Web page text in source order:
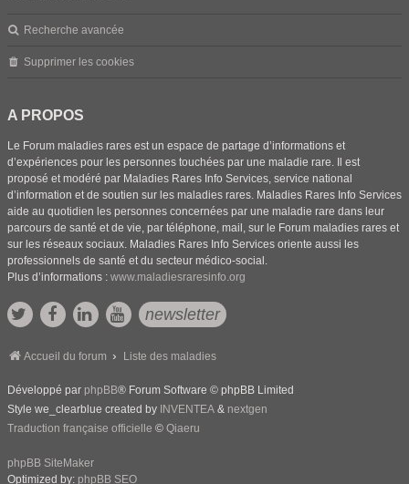
Recherche avancée
Supprimer les cookies
A PROPOS
Le Forum maladies rares est un espace de partage d’informations et
d’expériences pour les personnes touchées par une maladie rare. Il est
proposé et modéré par Maladies Rares Info Services, service national
d’information et de soutien sur les maladies rares. Maladies Rares Info Services
aide au quotidien les personnes concernées par une maladie rare dans leur
parcours de santé et de vie, par téléphone, mail, sur le Forum maladies rares et
sur les réseaux sociaux. Maladies Rares Info Services oriente aussi les
professionnels de santé et du secteur médico-social.
Plus d’informations : www.maladiesraresinfo.org
newsletter
Accueil du forum Liste des maladies
Développé par phpBB® Forum Software © phpBB Limited
Style we_clearblue created by INVENTEA & nextgen
Traduction française officielle © Qiaeru
phpBB SiteMaker
Optimized by: phpBB SEO